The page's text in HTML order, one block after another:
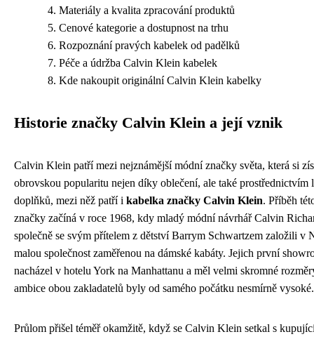
Materiály a kvalita zpracování produktů
Cenové kategorie a dostupnost na trhu
Rozpoznání pravých kabelek od padělků
Péče a údržba Calvin Klein kabelek
Kde nakoupit originální Calvin Klein kabelky
Historie značky Calvin Klein a její vznik
Calvin Klein patří mezi nejznámější módní značky světa, která si
obrovskou popularitu nejen díky oblečení, ale také prostřednictvím
doplňků, mezi něž patří i kabelka značky Calvin Klein. Příběh
značky začíná v roce 1968, kdy mladý módní návrhář Calvin
společně se svým přítelem z dětství Barrym Schwartzem založili v
malou společnost zaměřenou na dámské kabáty. Jejich první
nacházel v hotelu York na Manhattanu a měl velmi skromné
ambice obou zakladatelů byly od samého počátku nesmírně vysoké.
Průlom přišel téměř okamžitě, když se Calvin Klein setkal s